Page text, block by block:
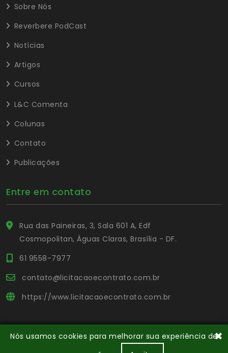
Sobre Nós
Reverbere PodCast
Notícias
Artigos
Cursos
L&C Comenta
Colunas
Contato
Publicações
Entre em contato
Rua das Paineiras, 3, Sala 601 A, Edf
Cosmopolitan, Águas Claras, Brasília - DF.
61 9558-7977
contato@licitacaoecontrato.com.br
https://www.licitacaoecontrato.com.br
© Copyright Portal L&C. Todos os direitos reservados.
Nós usamos cookies para melhorar sua experiência de✖